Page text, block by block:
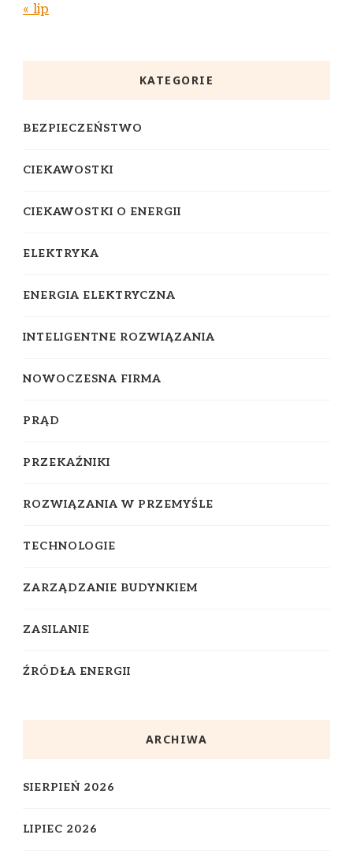
« lip
KATEGORIE
BEZPIECZEŃSTWO
CIEKAWOSTKI
CIEKAWOSTKI O ENERGII
ELEKTRYKA
ENERGIA ELEKTRYCZNA
INTELIGENTNE ROZWIĄZANIA
NOWOCZESNA FIRMA
PRĄD
PRZEKAŹNIKI
ROZWIĄZANIA W PRZEMYŚLE
TECHNOLOGIE
ZARZĄDZANIE BUDYNKIEM
ZASILANIE
ŹRÓDŁA ENERGII
ARCHIWA
SIERPIEŃ 2026
LIPIEC 2026